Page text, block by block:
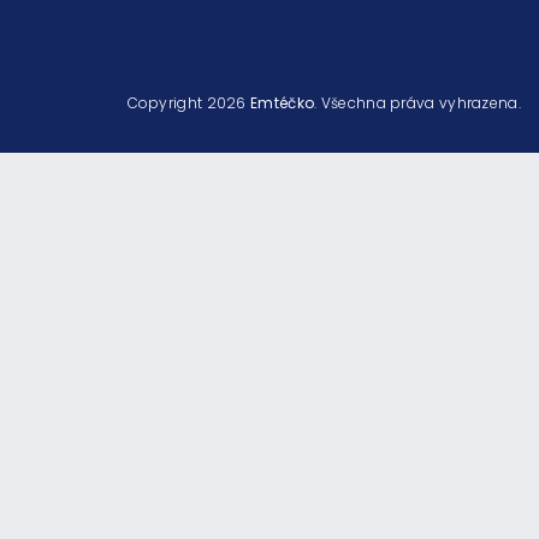
Copyright 2026Emtéčko. Všechna práva vyhrazena.